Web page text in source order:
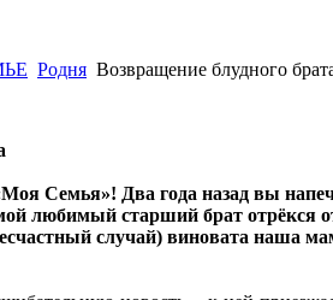
Родня Возвращение блудного
Семья»! Два года назад вы
любимый старший брат отрёкся от
случай) виновата наша